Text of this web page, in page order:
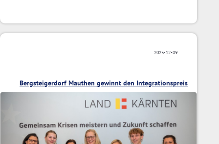
2023-12-09
Bergsteigerdorf Mauthen gewinnt den Integrationspreis